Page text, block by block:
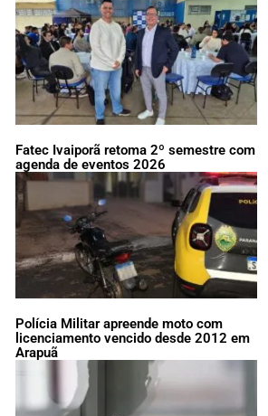
Fatec Ivaiporã retoma 2º semestre com
agenda de eventos 2026
Polícia Militar apreende moto com
licenciamento vencido desde 2012 em
Arapuã